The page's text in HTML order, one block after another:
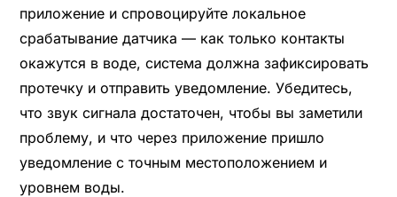
приложение и спровоцируйте локальное
срабатывание датчика — как только контакты
окажутся в воде, система должна зафиксировать
протечку и отправить уведомление. Убедитесь,
что звук сигнала достаточен, чтобы вы заметили
проблему, и что через приложение пришло
уведомление с точным местоположением и
уровнем воды.